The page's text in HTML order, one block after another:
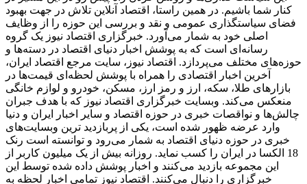
کنار شما باشیم. در همین راستا، اقتصاد آنلاین تلاش در جهت بهبود
فضای سیاستگذاری عمومی و نقد و بررسی این حوزه را از وظایف
اصلی خود به شمار می‌آورد. خبرگزاری اقتصاد نیوز یک گروه
رسانه‌ای است که به پوشش اخبار دنیای اقتصاد در دسته‌ها و
حوزه‌های مختلف می‌پردازد. اقتصاد نیوز، سایت مرجع اقتصاد ایران،
آخرین اخبار اقتصادی را همراه با پوشش لحظه‌ای قیمت‌ها در
بازارهای طلا، سکه، ارز و رمز ارز، مسکن، خودرو و لوازم خانگی
منعکس می‌کند. وبسایت خبرگزاری اقتصاد نیوز که با هدف جبران
چالش‌ها و نواقصات خبری در حوزه اقتصاد و سایر اخبار ایران و دنیا
وارد عرضه ظهور شده است، یکی از پربازدید ترین وبسایت‌های
خبری در حوزه دنیای اقتصاد به شمار می‌رود و توانسته است رنک
18 الکسا در ایران را کسب نماید. روزانه بیش از یک میلیون کاربر از
این مجموعه بازدید می‌کنند و اخبار پوشش داده شده توسط این
خبرگزاری را دنبال می‌کنند. اقتصاد نیوز تمامی اخبار لحظه به